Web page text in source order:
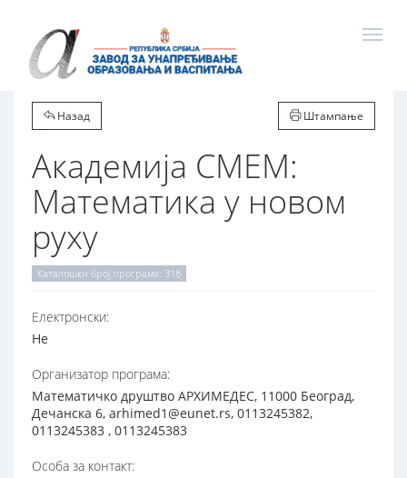
Назад Штампање
Академија СМЕМ:
Математика у новом
руху
Каталошки број програма: 318
Електронски:
Не
Организатор програма:
Математичко друштво АРХИМЕДЕС, 11000 Београд,
Дечанска 6, arhimed1@eunet.rs, 0113245382,
0113245383 , 0113245383
Особа за контакт: